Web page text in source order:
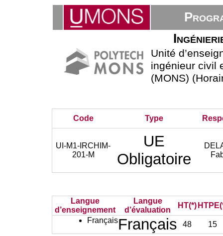
Unité
ingénieur civil
(MONS)
Code Type
UI-M1-IRCHIM-
201-M
UE
Obligatoire
Langue
d’enseignement
Langue
d’évaluation
HT(*)
FrançaisFrançais 48 15